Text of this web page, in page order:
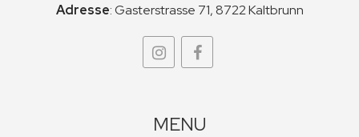
Adresse:Gasterstrasse 71, 8722 Kaltbrunn
MENU